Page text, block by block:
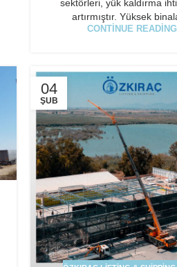
sektörleri, yük kaldırma
artırmıştır. Yüksek
CONTINUE READING
04
ŞUB